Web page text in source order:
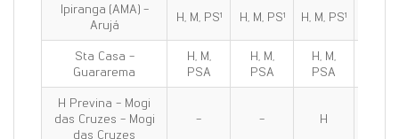
Ipiranga (AMA) -
Arujá
H, M, PS¹ H, M, PS¹ H, M, PS¹
Sta Casa -
Guararema
H, M,
PSA
H, M,
PSA
H, M,
PSA
H Previna - Mogi
das Cruzes - Mogi
das Cruzes
- - H